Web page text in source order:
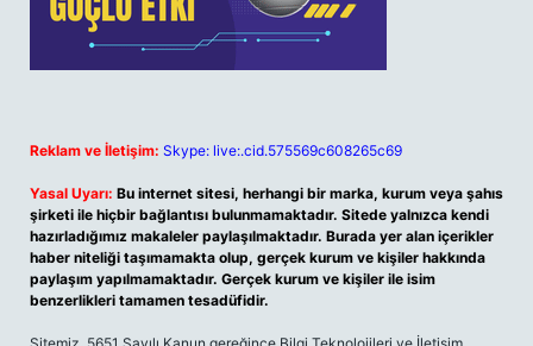
Reklam ve İletişim: Skype: live:.cid.575569c608265c69
Yasal Uyarı: Bu internet sitesi, herhangi bir marka, kurum veya şahıs
şirketi ile hiçbir bağlantısı bulunmamaktadır. Sitede yalnızca kendi
hazırladığımız makaleler paylaşılmaktadır. Burada yer alan içerikler
haber niteliği taşımamakta olup, gerçek kurum ve kişiler hakkında
paylaşım yapılmamaktadır. Gerçek kurum ve kişiler ile isim
benzerlikleri tamamen tesadüfidir.